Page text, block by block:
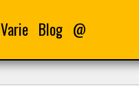
Varie Blog @